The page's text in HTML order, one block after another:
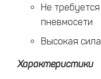
Не
пневмосети
Высокая
Характеристики